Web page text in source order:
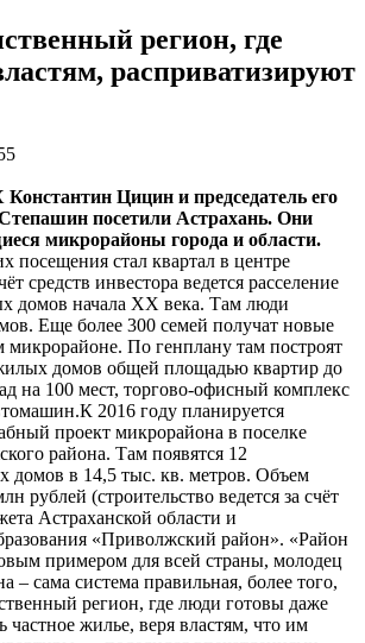
регион, где
расприватизируют
Цицин и председатель его
посетили Астрахань. Они
микрорайоны города и области.
посещения стал квартал в центре
средств инвестора ведется расселение
домов начала XX века. Там люди
Еще более 300 семей получат новые
микрорайоне. По генплану там построят
домов общей площадью квартир до
на 100 мест, торгово-офисный комплекс
2016 году планируется
проект микрорайона в поселке
района. Там появятся 12
домов в 14,5 тыс. кв. метров. Объем
рублей (строительство ведется за счёт
Астраханской области и
«Приволжский район». «Район
примером для всей страны, молодец
– сама система правильная, более того,
регион, где люди готовы даже
частное жилье, веря властям, что им